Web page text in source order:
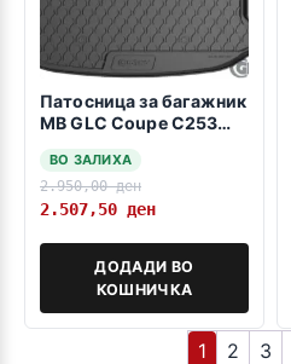
Патосница за багажник
MB GLC Coupe C253
ВО ЗАЛИХА
2.950,00ден
2.507,50 ден
ДОДАДИ ВО
КОШНИЧКА
1 2 3